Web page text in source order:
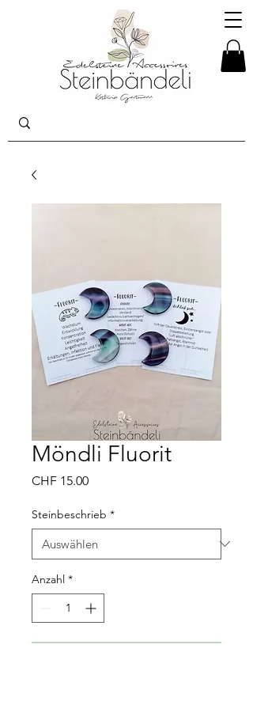
Möndli Fluorit
CHF 15.00Preis
Steinbeschrieb *
Anzahl *